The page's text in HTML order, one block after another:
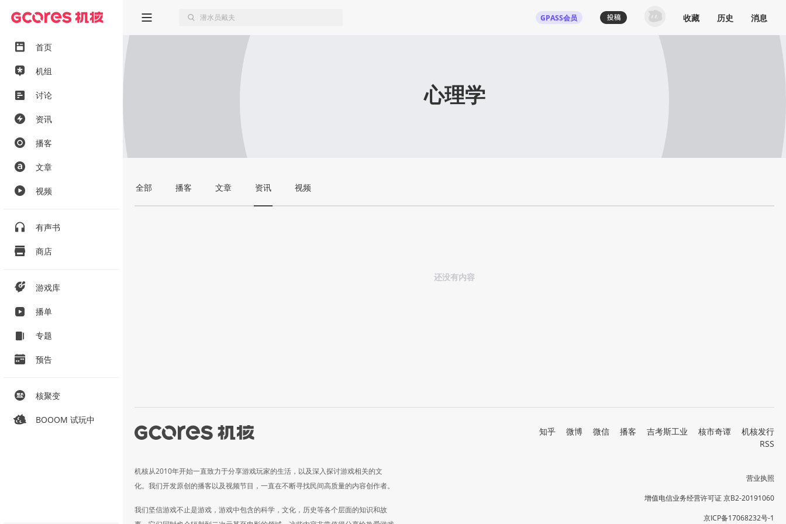
首页
机组
讨论
资讯
播客
文章
视频
有声书
商店
游戏库
播单
专题
预告
核聚变
BOOOM 试玩中
GPASS会员 收藏 历史 消息
心理学
全部 播客 文章 资讯 视频
还没有内容
机核从2010年开始一直致力于分享游戏玩家的生活，以及深入探讨游戏相关的文
化。我们开发原创的播客以及视频节目，一直在不断寻找民间高质量的内容创作者。
我们坚信游戏不止是游戏，游戏中包含的科学，文化，历史等各个层面的知识和故
知乎 微博 微信 播客 吉考斯工业 核市奇谭
机核发行
RSS
营业执照
增值电信业务经营许可证 京B2-20191060
京ICP备17068232号-1